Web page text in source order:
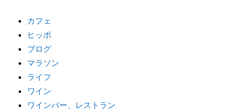
カフェ
ヒッポ
ブログ
マラソン
ライフ
ワイン
ワインバー、レストラン